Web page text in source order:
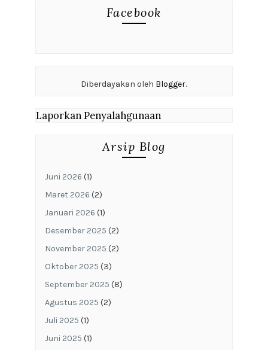
Facebook
Diberdayakan oleh Blogger.
Laporkan Penyalahgunaan
Arsip Blog
Juni 2026 (1)
Maret 2026 (2)
Januari 2026 (1)
Desember 2025 (2)
November 2025 (2)
Oktober 2025 (3)
September 2025 (8)
Agustus 2025 (2)
Juli 2025 (1)
Juni 2025 (1)